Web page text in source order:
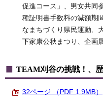
促進コース」、男女共同
種証明書手数料の減額期
なまちづくり県民運動、
下家康公秋まつり、企画
TEAM刈谷の挑戦！、
32ページ （PDF 1.9MB）